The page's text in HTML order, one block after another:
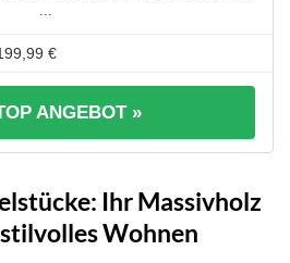
€
ANGEBOT »
Ihr Massivholz
Wohnen